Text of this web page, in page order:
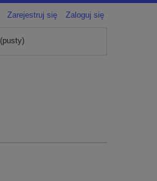
Zarejestruj się Zaloguj się
(pusty)